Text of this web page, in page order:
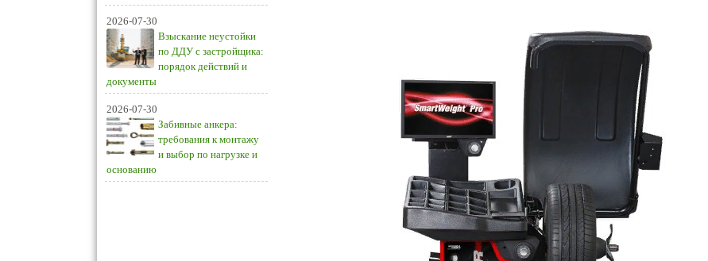
2026-07-30
Взыскание неустойки
по ДДУ с застройщика:
порядок действий и
документы
2026-07-30
Забивные анкера:
требования к монтажу
и выбор по нагрузке и
основанию